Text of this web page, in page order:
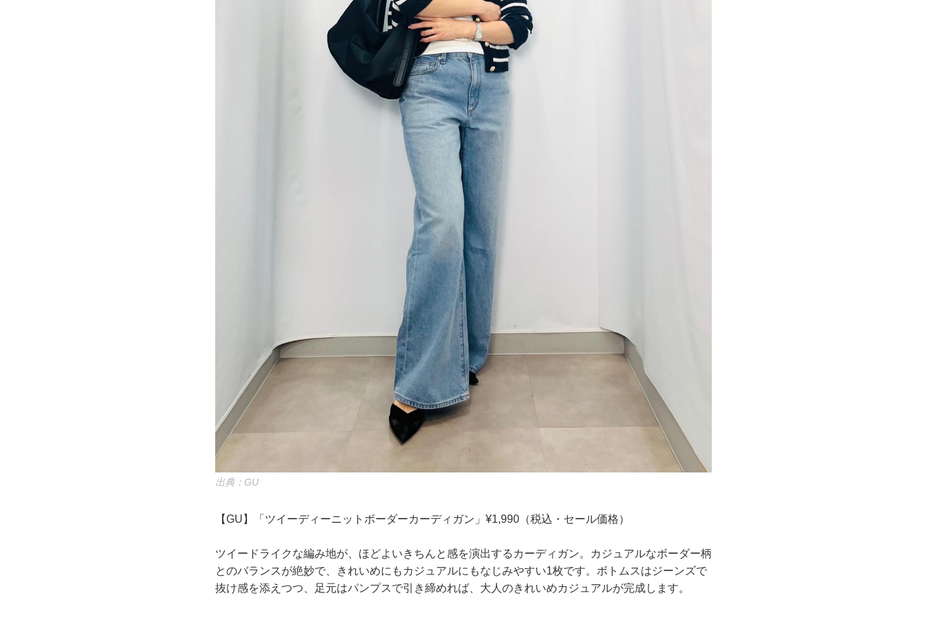
出典：GU
【GU】「ツイーディーニットボーダーカーディガン」¥1,990（税込・セール価格）
ツイードライクな編み地が、ほどよいきちんと感を演出するカーディガン。カジュアルなボーダー柄
とのバランスが絶妙で、きれいめにもカジュアルにもなじみやすい1枚です。ボトムスはジーンズで
抜け感を添えつつ、足元はパンプスで引き締めれば、大人のきれいめカジュアルが完成します。